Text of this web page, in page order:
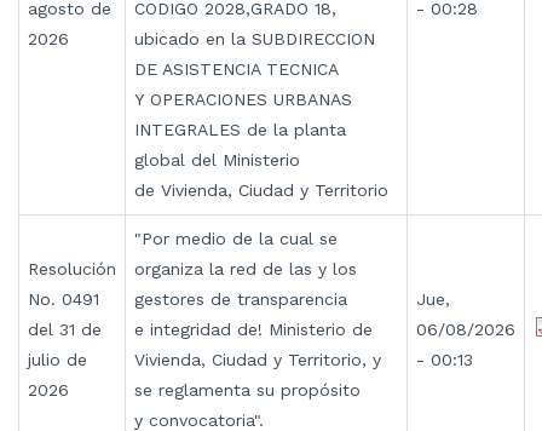
agosto de
2026
CODIGO 2028,GRADO 18,
ubicado en la SUBDIRECCION
DE ASISTENCIA TECNICA
Y OPERACIONES URBANAS
INTEGRALES de la planta
global del Ministerio
de Vivienda, Ciudad y Territorio
- 00:28
Resolución
No. 0491
del 31 de
julio de
2026
"Por medio de la cual se
organiza la red de las y los
gestores de transparencia
e integridad de! Ministerio de
Vivienda, Ciudad y Territorio, y
se reglamenta su propósito
y convocatoria".
Jue,
06/08/2026
- 00:13